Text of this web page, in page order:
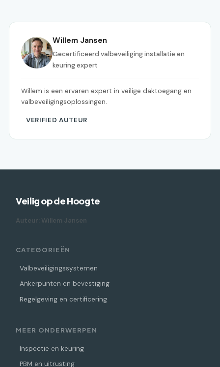
Willem Jansen
Gecertificeerd valbeveiliging installatie en
keuring expert
Willem is een ervaren expert in veilige daktoegang en
valbeveiligingsoplossingen.
VERIFIED AUTEUR
Veilig op de Hoogte
Auteur: Willem Jansen
CATEGORIEËN
Valbeveiligingssystemen
Ankerpunten en bevestiging
Regelgeving en certificering
MEER ONDERWERPEN
Inspectie en keuring
PBM en uitrusting